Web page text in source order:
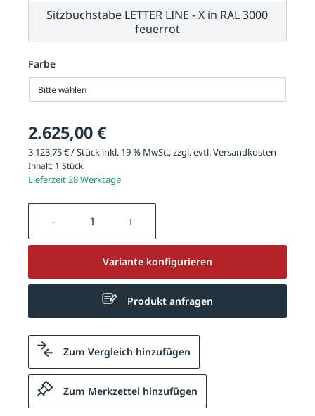
Farbe
Bitte wählen
2.625,00 €
3.123,75 € / Stück inkl. 19 % MwSt., zzgl. evtl.Versandkosten
Inhalt: 1 Stück
Lieferzeit 28 Werktage
Produkt Anzahl: Gib den
Variante konfigurieren
Produkt anfragen
Zum Vergleich hinzufügen
Zum Merkzettel hinzufügen
Sitzbuchstabe LETTER LINE - X in RAL 3000
feuerrot